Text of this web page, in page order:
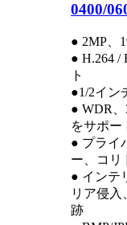
0400/
● 2MP、
● H.264 /
ト
●1/2イン
● WDR
をサポー
● プライ
ー、コリ
● インテ
リア侵入
跡